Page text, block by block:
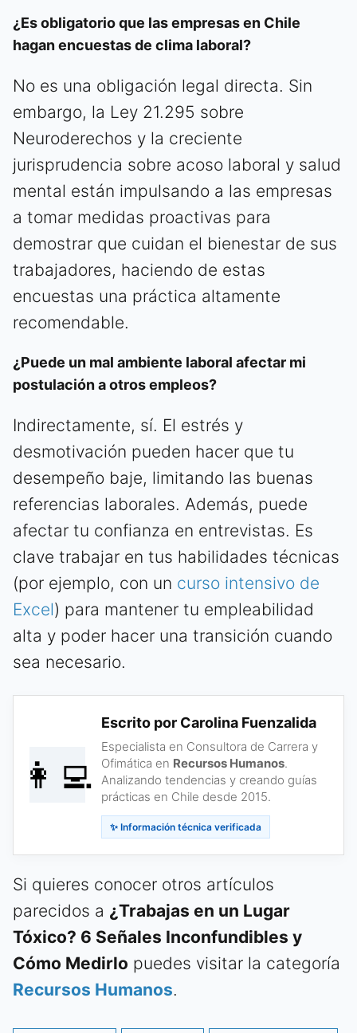
¿Es obligatorio que las empresas en Chile
hagan encuestas de clima laboral?
No es una obligación legal directa. Sin
embargo, la Ley 21.295 sobre
Neuroderechos y la creciente
jurisprudencia sobre acoso laboral y salud
mental están impulsando a las empresas
a tomar medidas proactivas para
demostrar que cuidan el bienestar de sus
trabajadores, haciendo de estas
encuestas una práctica altamente
recomendable.
¿Puede un mal ambiente laboral afectar mi
postulación a otros empleos?
Indirectamente, sí. El estrés y
desmotivación pueden hacer que tu
desempeño baje, limitando las buenas
referencias laborales. Además, puede
afectar tu confianza en entrevistas. Es
clave trabajar en tus habilidades técnicas
(por ejemplo, con un curso intensivo de
Excel) para mantener tu empleabilidad
alta y poder hacer una transición cuando
sea necesario.
👩‍💻
Escrito por Carolina Fuenzalida
Especialista en Consultora de Carrera y
Ofimática en Recursos Humanos.
Analizando tendencias y creando guías
prácticas en Chile desde 2015.
✨ Información técnica verificada
Si quieres conocer otros artículos
parecidos a ¿Trabajas en un Lugar
Tóxico? 6 Señales Inconfundibles y
Cómo Medirlo puedes visitar la categoría
Recursos Humanos.